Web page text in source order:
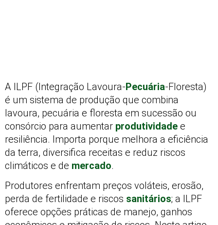
A ILPF (Integração Lavoura-Pecuária-Floresta)
é um sistema de produção que combina
lavoura, pecuária e floresta em sucessão ou
consórcio para aumentar produtividade e
resiliência. Importa porque melhora a eficiência
da terra, diversifica receitas e reduz riscos
climáticos e de mercado.
Produtores enfrentam preços voláteis, erosão,
perda de fertilidade e riscos sanitários; a ILPF
oferece opções práticas de manejo, ganhos